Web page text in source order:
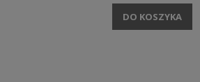
DO KOSZYKA